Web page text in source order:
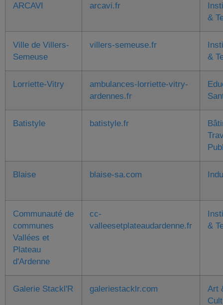
ARCAVI arcavi.fr
&
Ville de Villers-
Semeuse
villers-semeuse.fr
&
Lorriette-Vitry
ambulances-lorriette-vitry-
ardennes.fr
Batistyle batistyle.fr
Blaise blaise-sa.com
Communauté de
communes
Vallées et
Plateau
d'Ardenne
cc-
valleesetplateaudardenne.fr
&
Galerie Stackl'R galeriestacklr.com
Art